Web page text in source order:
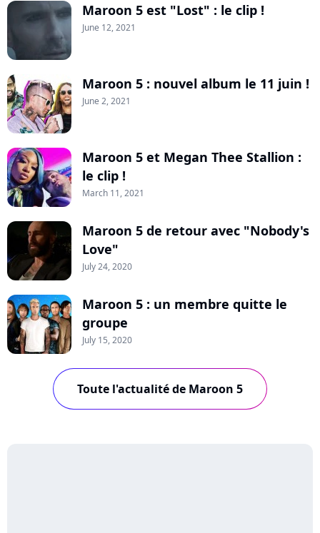
Maroon 5 est "Lost" : le clip !
June 12, 2021
Maroon 5 : nouvel album le 11 juin !
June 2, 2021
Maroon 5 et Megan Thee Stallion :
le clip !
March 11, 2021
Maroon 5 de retour avec "Nobody's
Love"
July 24, 2020
Maroon 5 : un membre quitte le
groupe
July 15, 2020
Toute l'actualité de Maroon 5